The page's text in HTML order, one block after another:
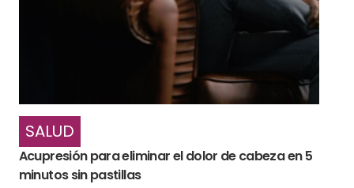
SALUD
Acupresión para eliminar el dolor de cabeza en 5
minutos sin pastillas